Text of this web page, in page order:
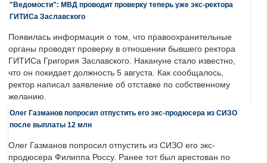
"Ведомости": МВД проводит проверку теперь уже экс-ректора
ГИТИСа Заславского
Появилась информация о том, что правоохранительные
органы проводят проверку в отношении бывшего ректора
ГИТИСа Григория Заславского. Накануне стало известно,
что он покидает должность 5 августа. Как сообщалось,
ректор написал заявление об отставке по собственному
желанию.
Олег Газманов попросил отпустить его экс-продюсера из СИЗО
после выплаты 12 млн
Олег Газманов попросил отпустить из СИЗО его экс-
продюсера Филиппа Россу. Ранее тот был арестован по